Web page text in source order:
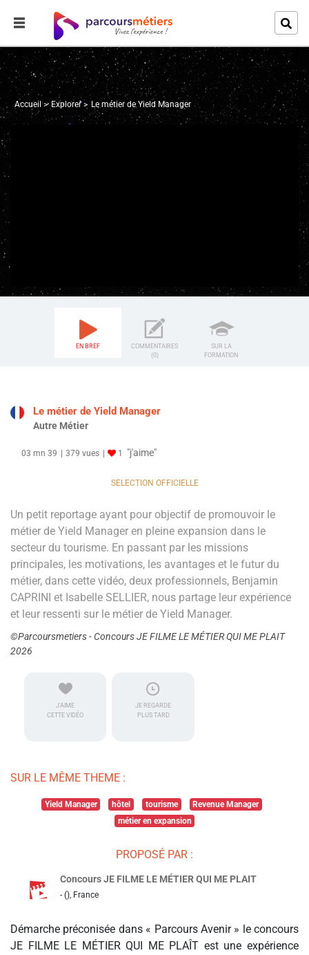
Accueil Explorer Le métier de Yield Manager
EN BREF
COMMENTAIRES
(0)
SUR LA
FORMATION
Le métier de Yield Manager
Autre Métier
03 mn 39 379 vues 1 "j'aime"
SELECTION OFFICIELLE
Un petit reportage ayant pour objectif de promouvoir le
métier de Yield Manager en pleine expansion dans le
secteur du tourisme. En passant par les missions
principales, les motivations, les avantages et le futur du
métier, dans cette vidéo, deux professionnels, Benjamin
CAPRINI et Isabelle SELLIER, nous partage leur expérience
et leur ressenti sur le métier de Yield Manager.
©Parcoursmetiers - Concours JE FILME LE MÉTIER QUI ME PLAIT
2026
J'AIME
CETTE VIDÉO
JE REGARDE
PLUS TARD
SUR LE MÊME THEME :
Yield Manager hôtel tourisme
Revenue Manager
métier en expansion
PROPOSÉ PAR :
Concours JE FILME LE MÉTIER QUI ME PLAIT
- (), France
Démarche préconisée dans « Parcours Avenir » le concours
JE FILME LE MÉTIER QUI ME PLAÎT est une expérience